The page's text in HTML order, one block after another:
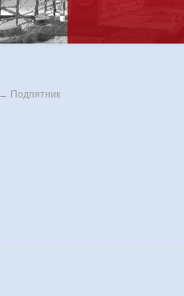
→ Подпятник